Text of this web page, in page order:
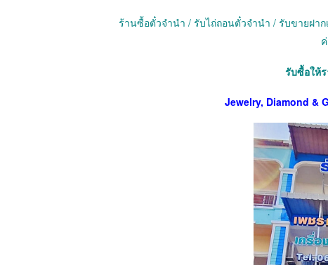
ร้านซื้อตั๋วจำนำ / รับไถ่ถอนตั๋วจำนำ / รับขายฝา
รับซื้อให้
Jewelry, Diamond &